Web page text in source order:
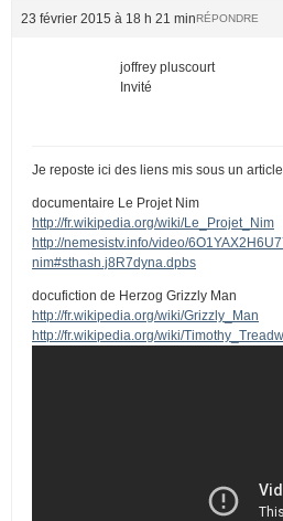
23 février 2015 à 18 h 21 minRÉPONDRE
joffrey pluscourt
Invité
Je reposte ici des liens mis sous un article.
documentaire Le Projet Nim
http://fr.wikipedia.org/wiki/Le_Projet_Nim
http://nemesistv.info/video/
nim#sthash.j8R7dyna.dpbs
docufiction de Herzog Grizzly Man
http://fr.wikipedia.org/wiki/Grizzly_Man
http://fr.wikipedia.org/wiki/